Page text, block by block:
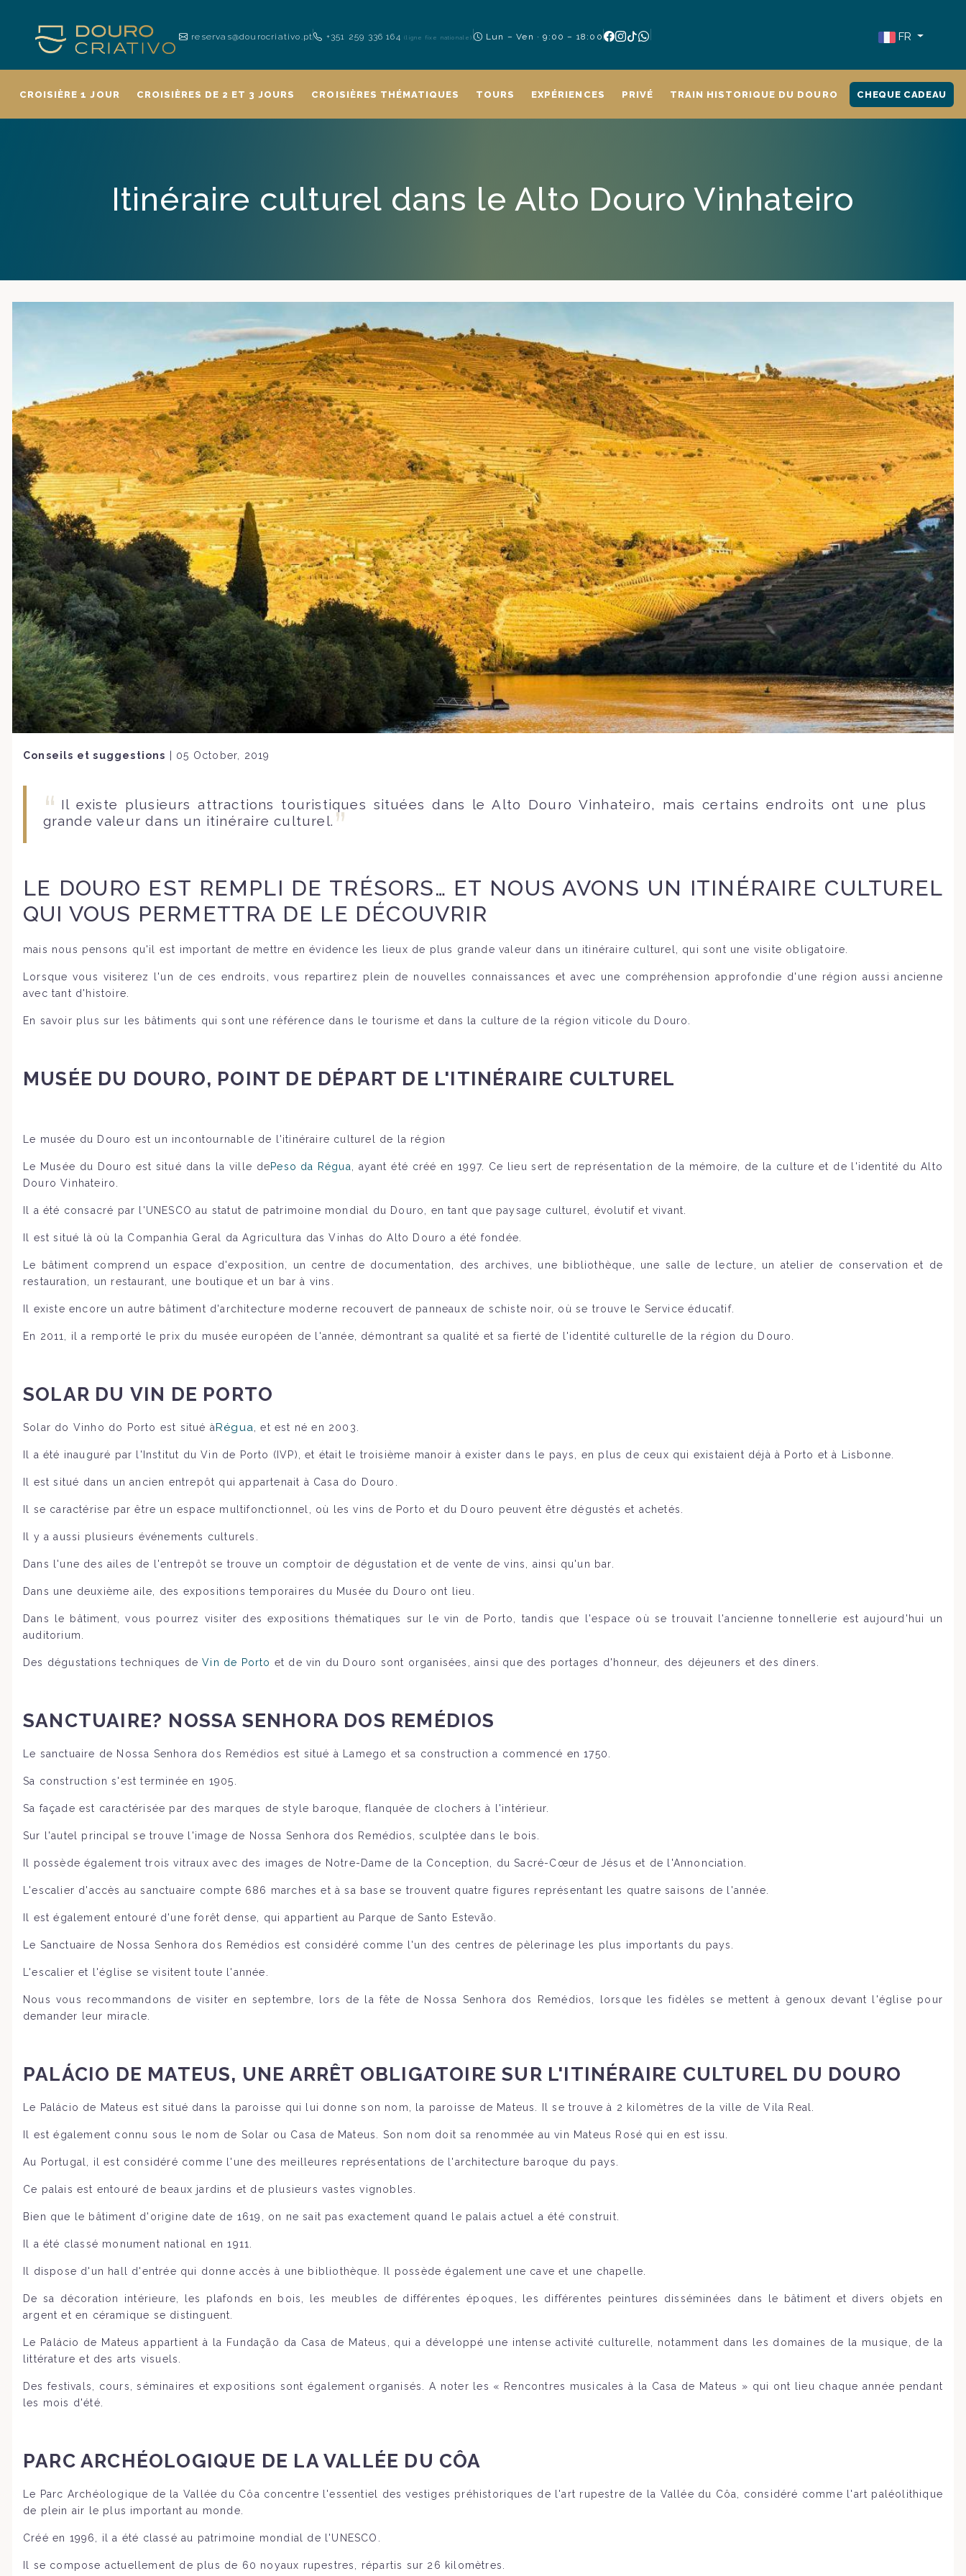
reservas@dourocriativo.pt +351 259 336 164(ligne fixe nationale) Lun – Ven · 9:00 – 18:00 FR
CROISIÈRE 1 JOUR CROISIÈRES DE 2 ET 3 JOURS CROISIÈRES THÉMATIQUES TOURS EXPÉRIENCES PRIVÉ TRAIN HISTORIQUE DU DOURO CHEQUE CADEAU
Itinéraire culturel dans le Alto Douro Vinhateiro
Conseils et suggestions 05 October, 2019
Il existe plusieurs attractions touristiques situées dans le Alto Douro Vinhateiro, mais certains endroits ont une plus
grande valeur dans un itinéraire culturel.
LE DOURO EST REMPLI DE TRÉSORS… ET NOUS AVONS UN ITINÉRAIRE CULTUREL
QUI VOUS PERMETTRA DE LE DÉCOUVRIR
mais nous pensons qu'il est important de mettre en évidence les lieux de plus grande valeur dans un itinéraire culturel, qui sont une visite obligatoire.
Lorsque vous visiterez l'un de ces endroits, vous repartirez plein de nouvelles connaissances et avec une compréhension approfondie d'une région aussi ancienne
avec tant d'histoire.
En savoir plus sur les bâtiments qui sont une référence dans le tourisme et dans la culture de la région viticole du Douro.
MUSÉE DU DOURO, POINT DE DÉPART DE L'ITINÉRAIRE CULTUREL
Le musée du Douro est un incontournable de l'itinéraire culturel de la région
Le Musée du Douro est situé dans la ville dePeso da Régua
, ayant été créé en 1997. Ce lieu sert de représentation de la mémoire, de la culture et de l'identité du Alto
Douro Vinhateiro.
Il a été consacré par l'UNESCO au statut de patrimoine mondial du Douro, en tant que paysage culturel, évolutif et vivant.
Il est situé là où la Companhia Geral da Agricultura das Vinhas do Alto Douro a été fondée.
Le bâtiment comprend un espace d'exposition, un centre de documentation, des archives, une bibliothèque, une salle de lecture, un atelier de conservation et de
restauration, un restaurant, une boutique et un bar à vins.
Il existe encore un autre bâtiment d'architecture moderne recouvert de panneaux de schiste noir, où se trouve le Service éducatif.
En 2011, il a remporté le prix du musée européen de l'année, démontrant sa qualité et sa fierté de l'identité culturelle de la région du Douro.
SOLAR DU VIN DE PORTO
Solar do Vinho do Porto est situé àRégua,et est né en 2003.
Il a été inauguré par l'Institut du Vin de Porto (IVP), et était le troisième manoir à exister dans le pays, en plus de ceux qui existaient déjà à Porto et à Lisbonne.
Il est situé dans un ancien entrepôt qui appartenait à Casa do Douro.
Il se caractérise par être un espace multifonctionnel, où les vins de Porto et du Douro peuvent être dégustés et achetés.
Il y a aussi plusieurs événements culturels.
Dans l'une des ailes de l'entrepôt se trouve un comptoir de dégustation et de vente de vins, ainsi qu'un bar.
Dans une deuxième aile, des expositions temporaires du Musée du Douro ont lieu.
Dans le bâtiment, vous pourrez visiter des expositions thématiques sur le vin de Porto, tandis que l'espace où se trouvait l'ancienne tonnellerie est aujourd'hui un
auditorium.
Des dégustations techniques deVin de Porto et de vin du Douro sont organisées, ainsi que des portages d'honneur, des déjeuners et des dîners.
SANCTUAIRE? NOSSA SENHORA DOS REMÉDIOS
Le sanctuaire de Nossa Senhora dos Remédios est situé à Lamego et sa construction a commencé en 1750.
Sa construction s'est terminée en 1905.
Sa façade est caractérisée par des marques de style baroque, flanquée de clochers à l'intérieur.
Sur l'autel principal se trouve l'image de Nossa Senhora dos Remédios, sculptée dans le bois.
Il possède également trois vitraux avec des images de Notre-Dame de la Conception, du Sacré-Cœur de Jésus et de l'Annonciation.
L'escalier d'accès au sanctuaire compte 686 marches et à sa base se trouvent quatre figures représentant les quatre saisons de l'année.
Il est également entouré d'une forêt dense, qui appartient au Parque de Santo Estevão.
Le Sanctuaire de Nossa Senhora dos Remédios est considéré comme l'un des centres de pèlerinage les plus importants du pays.
L'escalier et l'église se visitent toute l'année.
Nous vous recommandons de visiter en septembre, lors de la fête de Nossa Senhora dos Remédios, lorsque les fidèles se mettent à genoux devant l'église pour
demander leur miracle.
PALÁCIO DE MATEUS, UNE ARRÊT OBLIGATOIRE SUR L'ITINÉRAIRE CULTUREL DU DOURO
Le Palácio de Mateus est situé dans la paroisse qui lui donne son nom, la paroisse de Mateus. Il se trouve à 2 kilomètres de la ville de Vila Real.
Il est également connu sous le nom de Solar ou Casa de Mateus. Son nom doit sa renommée au vin Mateus Rosé qui en est issu.
Au Portugal, il est considéré comme l'une des meilleures représentations de l'architecture baroque du pays.
Ce palais est entouré de beaux jardins et de plusieurs vastes vignobles.
Bien que le bâtiment d'origine date de 1619, on ne sait pas exactement quand le palais actuel a été construit.
Il a été classé monument national en 1911.
Il dispose d'un hall d'entrée qui donne accès à une bibliothèque. Il possède également une cave et une chapelle.
De sa décoration intérieure, les plafonds en bois, les meubles de différentes époques, les différentes peintures disséminées dans le bâtiment et divers objets en
argent et en céramique se distinguent.
Le Palácio de Mateus appartient à la Fundação da Casa de Mateus, qui a développé une intense activité culturelle, notamment dans les domaines de la musique, de la
littérature et des arts visuels.
Des festivals, cours, séminaires et expositions sont également organisés. A noter les « Rencontres musicales à la Casa de Mateus » qui ont lieu chaque année pendant
les mois d'été.
PARC ARCHÉOLOGIQUE DE LA VALLÉE DU CÔA
Le Parc Archéologique de la Vallée du Côa concentre l'essentiel des vestiges préhistoriques de l'art rupestre de la Vallée du Côa, considéré comme l'art paléolithique
de plein air le plus important au monde.
Créé en 1996, il a été classé au patrimoine mondial de l'UNESCO.
Il se compose actuellement de plus de 60 noyaux rupestres, répartis sur 26 kilomètres.